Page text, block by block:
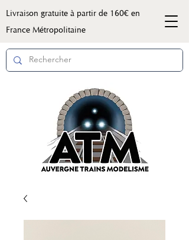
Livraison gratuite à partir de 160€ en
France Métropolitaine